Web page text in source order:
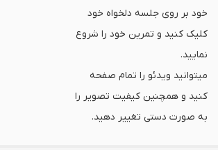
خود بر روی جلسه دلخواه خود
کلیک کنید و تمرین خود را شروع
نمایید.
میتوانید ویدئو را تمام صفحه
کنید و همچنین کیفیت تصویر را
به صورت دستی تغییر دهید.